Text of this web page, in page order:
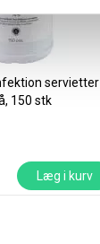
servietter
150 stk
Læg i kurv